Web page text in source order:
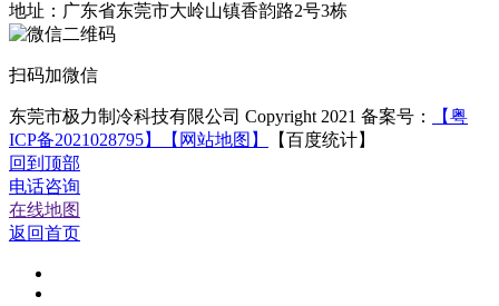
地址：广东省东莞市大岭山镇香韵路2号3栋
扫码加微信
东莞市极力制冷科技有限公司 Copyright 2021 备案号：
【粤
ICP备2021028795】
【网站地图】
【百度统计】
回到顶部
电话咨询
在线地图
返回首页